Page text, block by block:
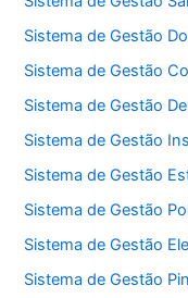
Sistema de Gestão
Sistema de Gestão
Sistema de Gestão
Sistema de Gestão
Sistema de Gestão
Sistema de Gestão
Sistema de Gestão
Sistema de Gestão